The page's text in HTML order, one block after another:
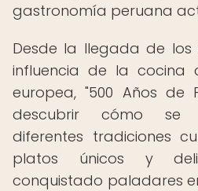
gastronomía peruana
Desde la llegada de los
influencia de la cocina
europea, "500 Años de
descubrir cómo se
diferentes tradiciones
platos únicos y
conquistado paladares